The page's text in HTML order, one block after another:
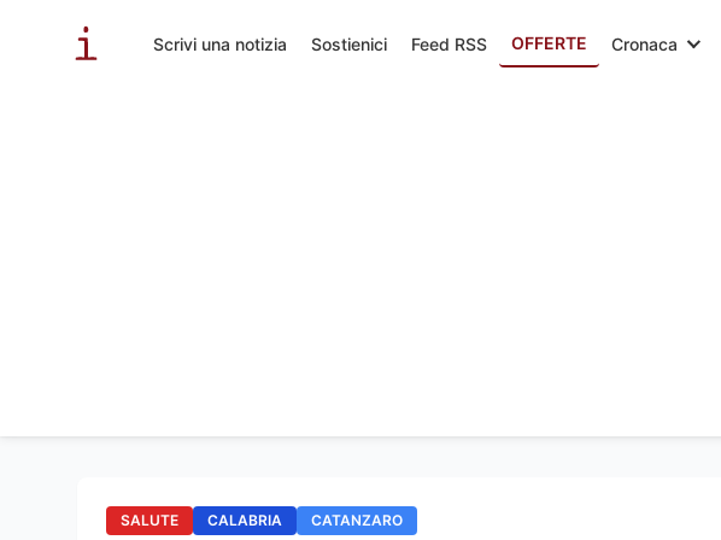
Scrivi una notizia Sostienici Feed RSS OFFERTE Cronaca
SALUTE CALABRIA CATANZARO